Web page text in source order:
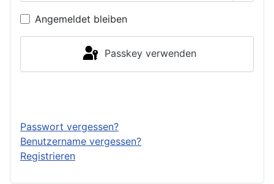
Angemeldet bleiben
Passkey verwenden
Passwort vergessen?
Benutzername vergessen?
Registrieren